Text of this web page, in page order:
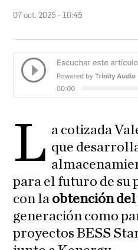
07 oct. 2025 - 10:45
L a cotizada
que
para el futuro de su
con la obtención del
generación como
proyectos BESS